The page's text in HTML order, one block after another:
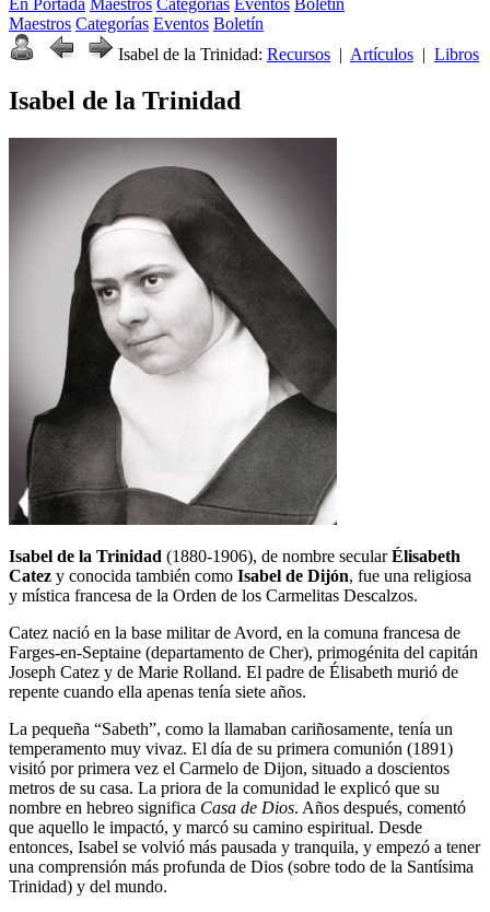
En Portada Maestros Categorias Eventos Boletín
Maestros Categorías Eventos Boletín
Isabel de la Trinidad: Recursos | Artículos | Libros
Isabel de la Trinidad
Isabel de la Trinidad (1880-1906), de nombre secularÉlisabeth
Catez y conocida también como Isabel de Dijón, fue una religiosa
y mística francesa de la Orden de los Carmelitas Descalzos.
Catez nació en la base militar de Avord, en la comuna francesa de
Farges-en-Septaine (departamento de Cher), primogénita del capitán
Joseph Catez y de Marie Rolland. El padre de Élisabeth murió de
repente cuando ella apenas tenía siete años.
La pequeña “Sabeth”, como la llamaban cariñosamente, tenía un
temperamento muy vivaz. El día de su primera comunión (1891)
visitó por primera vez el Carmelo de Dijon, situado a doscientos
metros de su casa. La priora de la comunidad le explicó que su
nombre en hebreo significa Casa de Dios. Años después, comentó
que aquello le impactó, y marcó su camino espiritual. Desde
entonces, Isabel se volvió más pausada y tranquila, y empezó a tener
una comprensión más profunda de Dios (sobre todo de la Santísima
Trinidad) y del mundo.